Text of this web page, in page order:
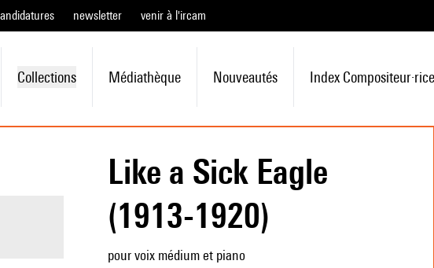
newsletter venir à l'ircam
Collections Médiathèque Nouveautés Index Compositeur·rice
Like a Sick Eagle
(1913-1920)
pour voix médium et piano